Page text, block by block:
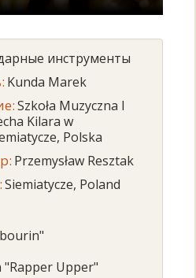
инструменты
Kunda Marek
Szkoła Muzyczna I
Kilara w
Polska
Przemysław Resztak
Siemiatycze, Poland
"Rapper Upper"